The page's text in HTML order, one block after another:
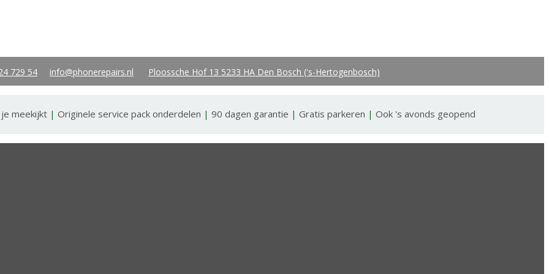
729 54 info@phonerepairs.nl Ploossche Hof 13 5233 HA Den Bosch ('s-Hertogenbosch)
meekijkt | Originele service pack onderdelen | 90 dagen garantie | Gratis parkeren | Ook 's avonds geopend